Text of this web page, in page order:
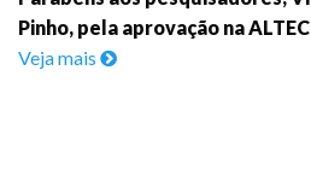
Pinho, pela aprovação na
Veja mais